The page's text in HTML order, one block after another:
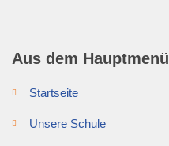
Aus dem Hauptmenü
Startseite
Unsere Schule